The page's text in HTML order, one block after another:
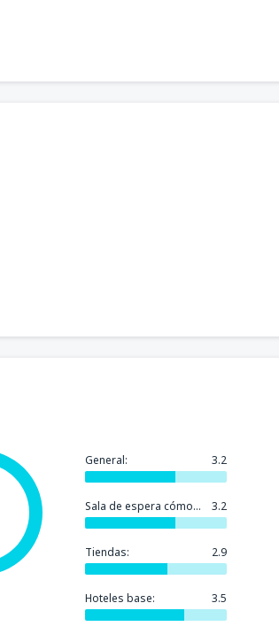
General: 3.2
Sala de espera cómoda: 3.2
Tiendas: 2.9
Hoteles base: 3.5